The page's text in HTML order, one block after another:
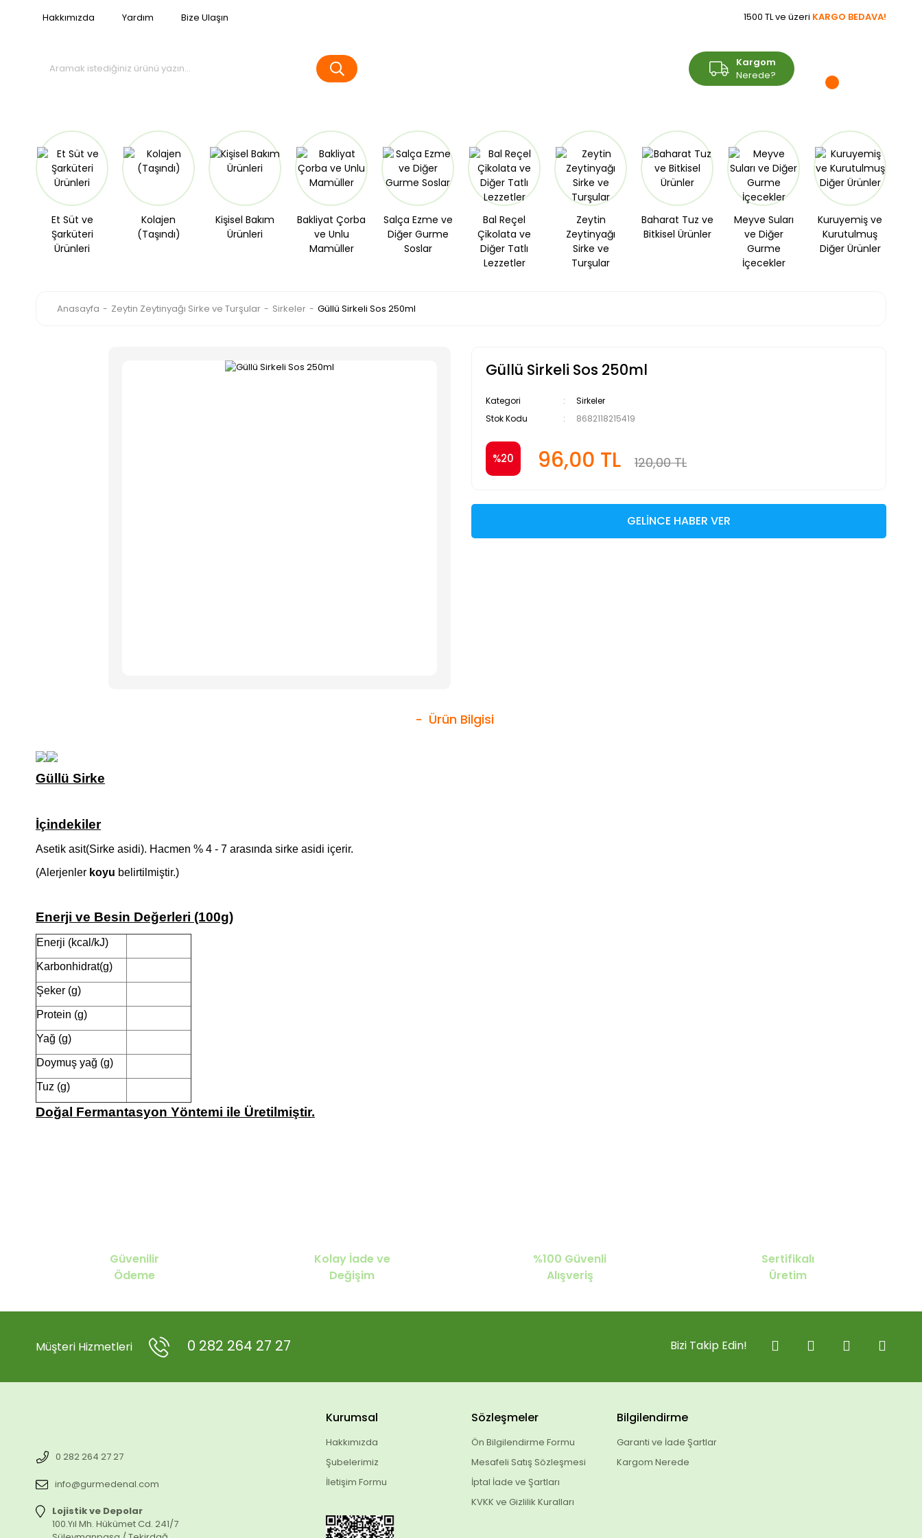
Hakkımızda Yardım Bize Ulaşın 1500 TL ve üzeri KARGO BEDAVA!
Kargom
Nerede?
Et Süt ve
Şarküteri
Ürünleri
Kolajen
(Taşındı)
Kişisel Bakım
Ürünleri
Bakliyat Çorba
ve Unlu
Mamüller
Salça Ezme ve
Diğer Gurme
Soslar
Bal Reçel
Çikolata ve
Diğer Tatlı
Lezzetler
Zeytin
Zeytinyağı
Sirke ve
Turşular
Baharat Tuz ve
Bitkisel Ürünler
Meyve Suları
ve Diğer
Gurme
İçecekler
Kuruyemiş ve
Kurutulmuş
Diğer Ürünler
Anasayfa Zeytin Zeytinyağı Sirke ve Turşular Sirkeler Güllü Sirkeli Sos 250ml
Güllü Sirkeli Sos 250ml
Kategori
Sirkeler
Stok Kodu
8682118215419
%20 96,00 TL 120,00 TL
GELİNCE HABER VER
Ürün Bilgisi
Güllü Sirke
İçindekiler
Asetik asit(Sirke asidi). Hacmen % 4 - 7 arasında sirke asidi içerir.
(Alerjenler koyu belirtilmiştir.)
Enerji ve Besin Değerleri (100g)
Enerji (kcal/kJ)
Karbonhidrat(g)
Şeker (g)
Protein (g)
Yağ (g)
Doymuş yağ (g)
Tuz (g)
Doğal Fermantasyon Yöntemi ile Üretilmiştir.
Güvenilir
Ödeme
Kolay İade ve
Değişim
%100 Güvenli
Alışveriş
Sertifikalı
Üretim
Müşteri Hizmetleri 0 282 264 27 27 Bizi Takip Edin!
0 282 264 27 27
info@gurmedenal.com
Lojistik ve Depolar
100.Yıl Mh. Hükümet Cd. 241/7
Kurumsal
Hakkımızda
Şubelerimiz
İletişim Formu
Sözleşmeler
Ön Bilgilendirme Formu
Mesafeli Satış Sözleşmesi
İptal İade ve Şartları
KVKK ve Gizlilik Kuralları
Bilgilendirme
Garanti ve İade Şartlar
Kargom Nerede